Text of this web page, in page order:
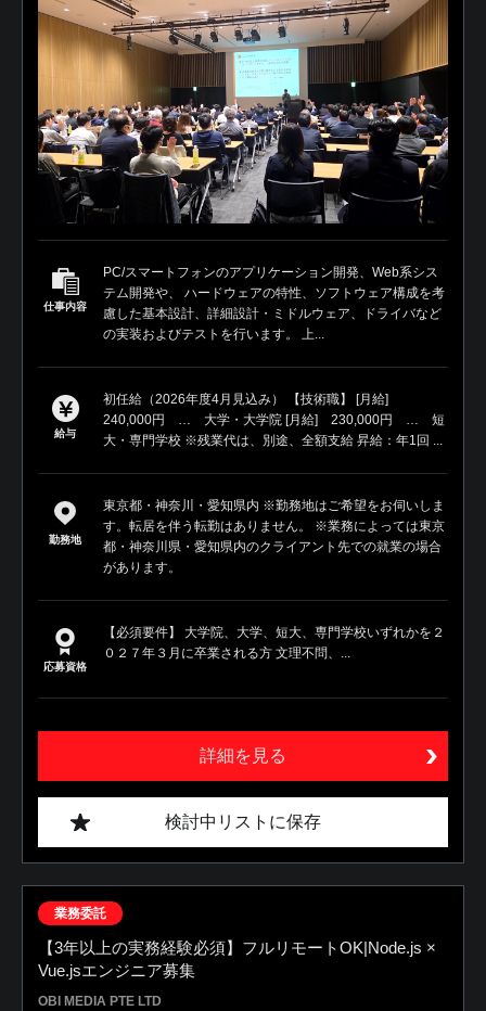
仕事内容
PC/スマートフォンのアプリケーション開発、Web系シス
テム開発や、 ハードウェアの特性、ソフトウェア構成を考
慮した基本設計、詳細設計・ミドルウェア、ドライバなど
の実装およびテストを行います。 上...
給与
初任給（2026年度4月見込み） 【技術職】 [月給]
240,000円 … 大学・大学院 [月給] 230,000円 … 短
大・専門学校 ※残業代は、別途、全額支給 昇給：年1回 ...
勤務地
東京都・神奈川・愛知県内 ※勤務地はご希望をお伺いしま
す。転居を伴う転勤はありません。 ※業務によっては東京
都・神奈川県・愛知県内のクライアント先での就業の場合
があります。
応募資格
【必須要件】 大学院、大学、短大、専門学校いずれかを２
０２７年３月に卒業される方 文理不問、...
詳細を見る
検討中リストに保存
業務委託
【3年以上の実務経験必須】フルリモートOK|Node.js ×
Vue.jsエンジニア募集
OBI MEDIA PTE LTD